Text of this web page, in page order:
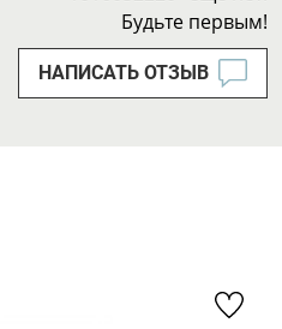
Будьте первым!
НАПИСАТЬ ОТЗЫВ